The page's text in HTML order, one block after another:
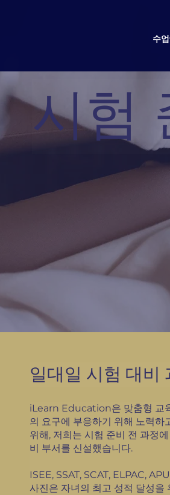
수업
시험
일대일 시험 대비
iLearn Education은 맞춤형 교
의 요구에 부응하기 위해 노력하
위해, 저희는 시험 준비 전 과정
비 부서를 신설했습니다.
ISEE, SSAT, SCAT, ELPAC,
사진은 자녀의 최고 성적 달성을